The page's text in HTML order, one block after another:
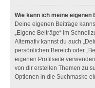
Wie kann ich meine eigenen
Deine eigenen Beiträge
„Eigene Beiträge“ im
Alternativ kannst du auch
persönlichen Bereich oder
eigenen Profilseite
von dir erstellen Themen zu
Optionen in die Suchmaske